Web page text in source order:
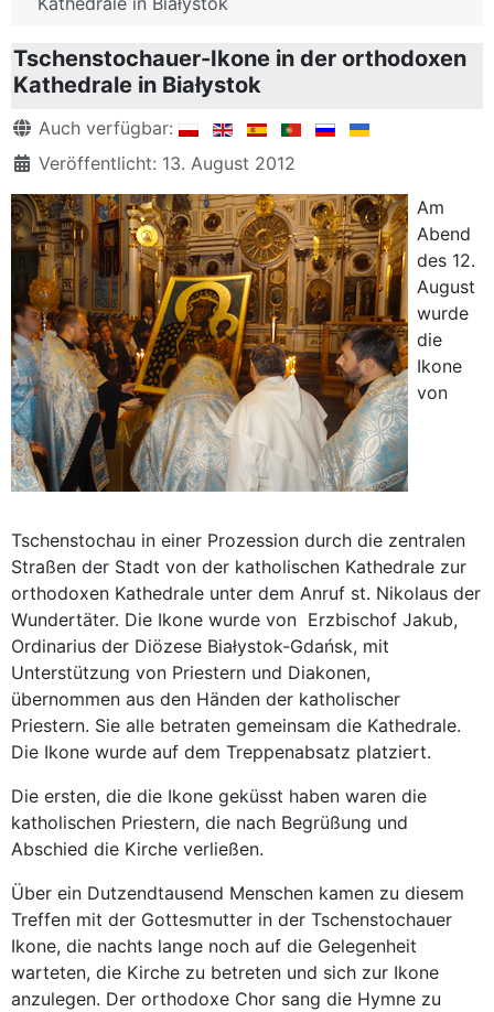
Tschenstochauer-Ikone in der orthodoxen
Kathedrale in Białystok
DetailsAuch verfügbar:
Veröffentlicht: 13. August 2012
Am
Abend
des 12.
August
wurde
die
Ikone
von
Tschenstochau in einer Prozession durch die zentralen
Straßen der Stadt von der katholischen Kathedrale zur
orthodoxen Kathedrale unter dem Anruf st. Nikolaus der
Wundertäter. Die Ikone wurde von Erzbischof Jakub,
Ordinarius der Diözese Białystok-Gdańsk, mit
Unterstützung von Priestern und Diakonen,
übernommen aus den Händen der katholischer
Priestern. Sie alle betraten gemeinsam die Kathedrale.
Die Ikone wurde auf dem Treppenabsatz platziert.
Die ersten, die die Ikone geküsst haben waren die
katholischen Priestern, die nach Begrüßung und
Abschied die Kirche verließen.
Über ein Dutzendtausend Menschen kamen zu diesem
Treffen mit der Gottesmutter in der Tschenstochauer
Ikone, die nachts lange noch auf die Gelegenheit
warteten, die Kirche zu betreten und sich zur Ikone
anzulegen. Der orthodoxe Chor sang die Hymne zu